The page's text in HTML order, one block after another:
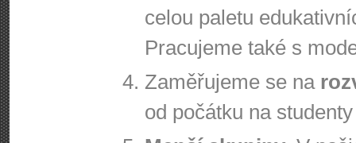
celou paletu
Pracujeme také s
Zaměřujeme se na
od počátku na